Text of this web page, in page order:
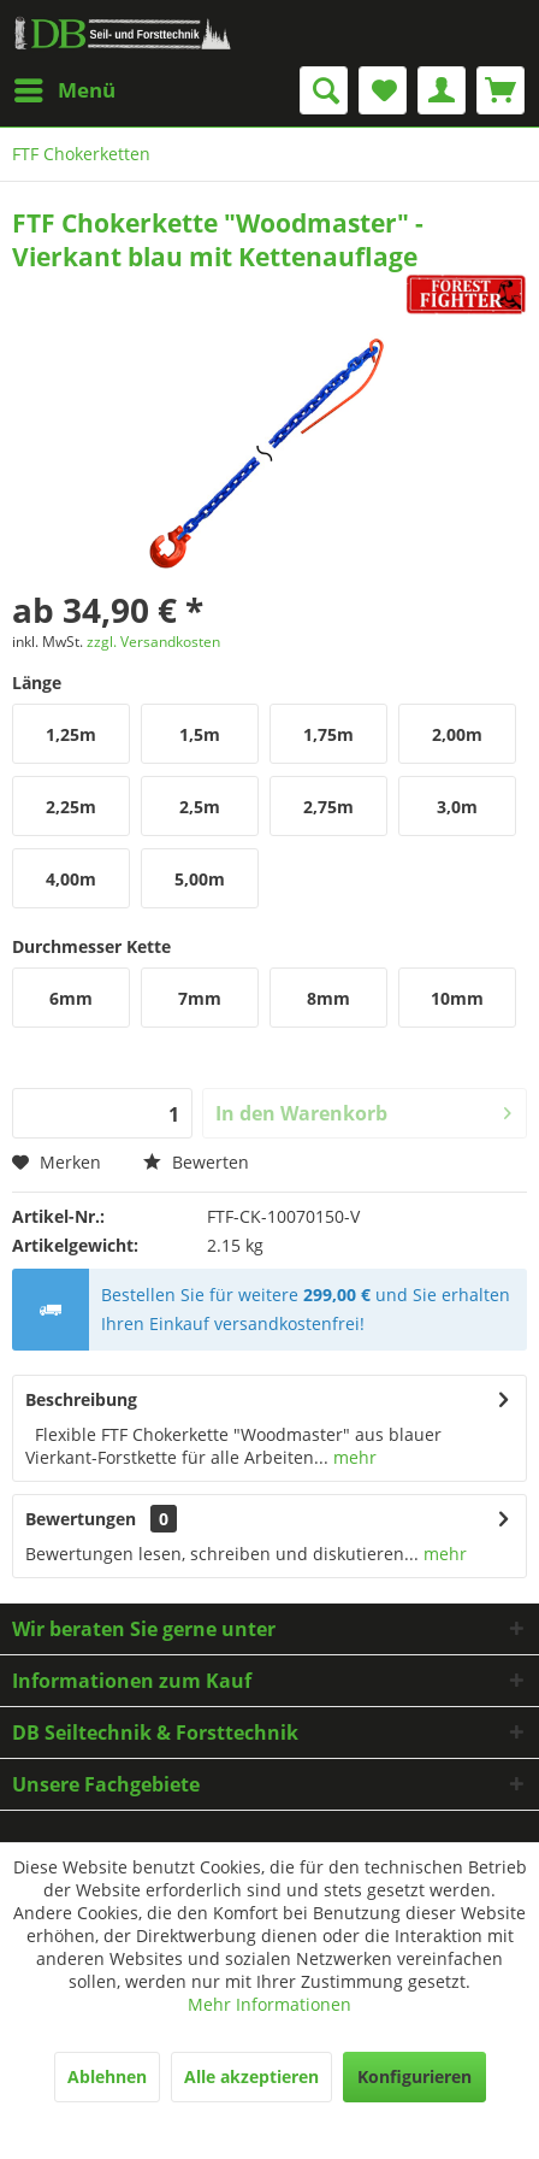
Menü
FTF Chokerketten
FTF Chokerkette "Woodmaster" -
Vierkant blau mit Kettenauflage
ab 34,90 € *
inkl. MwSt.zzgl. Versandkosten
Länge
1,25m 1,5m 1,75m 2,00m
2,25m 2,5m 2,75m 3,0m
4,00m 5,00m
Durchmesser Kette
6mm 7mm 8mm 10mm
In den Warenkorb
Merken Bewerten
Artikel-Nr.:
FTF-CK-10070150-V
Artikelgewicht:
2.15 kg
Bestellen Sie für weitere299,00 € und Sie erhalten
Ihren Einkauf versandkostenfrei!
Beschreibung
Flexible FTF Chokerkette "Woodmaster" aus blauer
Vierkant-Forstkette für alle Arbeiten... mehr
Bewertungen
0
Bewertungen lesen, schreiben und diskutieren... mehr
Wir beraten Sie gerne unter
Informationen zum Kauf
DB Seiltechnik & Forsttechnik
Unsere Fachgebiete
* Alle Preise inkl. gesetzl. Mehrwertsteuer zzgl.Versandkostenund ggf.
Nachnahmegebühren, wenn nicht anders beschrieben
Diese Website benutzt Cookies, die für den technischen Betrieb
der Website erforderlich sind und stets gesetzt werden.
Andere Cookies, die den Komfort bei Benutzung dieser Website
erhöhen, der Direktwerbung dienen oder die Interaktion mit
anderen Websites und sozialen Netzwerken vereinfachen
sollen, werden nur mit Ihrer Zustimmung gesetzt.
Mehr Informationen
Ablehnen Alle akzeptieren Konfigurieren